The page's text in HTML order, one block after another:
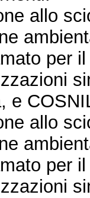
allo
per
e
allo
per